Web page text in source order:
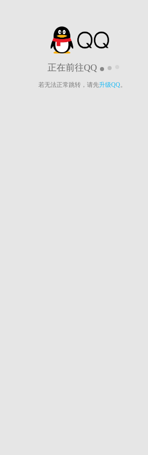
正在前往QQ
若无法正常跳转，请先升级QQ。